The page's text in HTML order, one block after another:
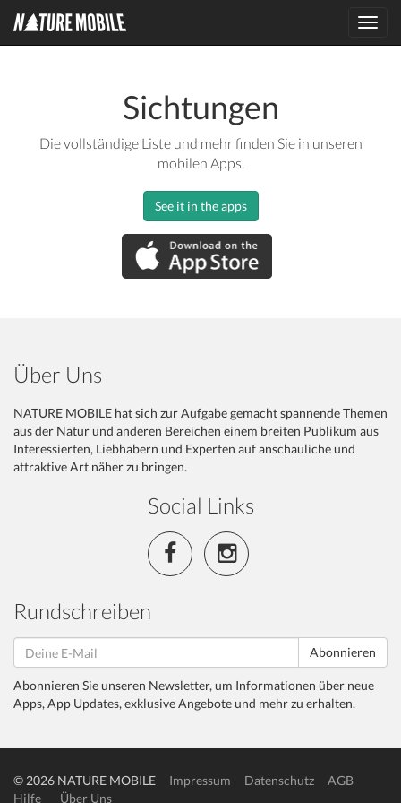
Sichtungen
Die vollständige Liste und mehr finden Sie in unseren
mobilen Apps.
See it in the apps
Über Uns
NATURE MOBILE hat sich zur Aufgabe gemacht spannende Themen
aus der Natur und anderen Bereichen einem breiten Publikum aus
Interessierten, Liebhabern und Experten auf anschauliche und
attraktive Art näher zu bringen.
Social Links
Rundschreiben
Abonnieren
Abonnieren Sie unseren Newsletter, um Informationen über neue
Apps, App Updates, exklusive Angebote und mehr zu erhalten.
© 2026 NATURE MOBILE Impressum Datenschutz
AGB
Hilfe
Über Uns